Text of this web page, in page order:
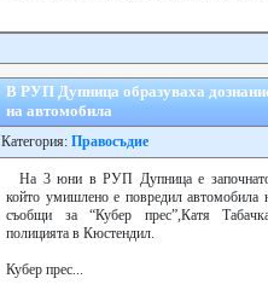
В РУП Дупница образуваха
на автомобила
Категория: Правосъдие
На 3 юни в РУП Дупница е
който умишлено е повредил автомобила
съобщи за “Кубер прес”,Катя
полицията в Кюстендил.
Кубер прес...